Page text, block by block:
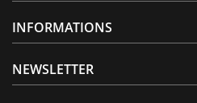
INFORMATIONS
NEWSLETTER